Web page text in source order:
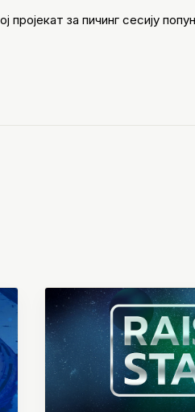
пројекат за пичинг сесију